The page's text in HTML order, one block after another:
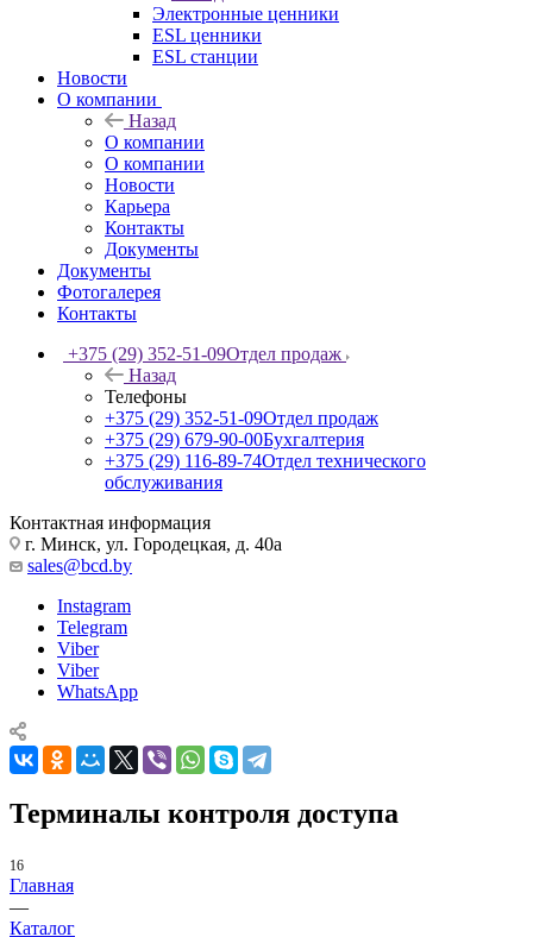
Электронные ценники
ESL ценники
ESL станции
Новости
О компании
Назад
О компании
О компании
Новости
Карьера
Контакты
Документы
Документы
Фотогалерея
Контакты
+375 (29) 352-51-09Отдел продаж
Назад
Телефоны
+375 (29) 352-51-09Отдел продаж
+375 (29) 679-90-00Бухгалтерия
+375 (29) 116-89-74Отдел технического
обслуживания
Контактная информация
г. Минск, ул. Городецкая, д. 40а
sales@bcd.by
Instagram
Telegram
Viber
Viber
WhatsApp
Терминалы контроля доступа
16
Главная
—
Каталог